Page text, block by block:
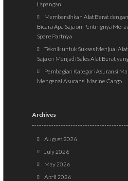
Lapangan
Membersihkan Alat Berat
Bicara Apa Saja on Pentingnya
Spare Partnya
Teknik untuk Sukses Menjual
Saja on Menjadi Sales Alat Berat
Pembagian Kategori Asuransi
Mengenal Asuransi Marine Cargo
Archives
August 2026
July 2026
May 2026
April 2026